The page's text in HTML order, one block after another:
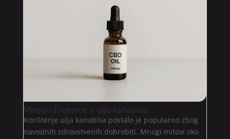
Mitovi i činjenice o ulju kanabisa
Korištenje ulja kanabisa postalo je popularno zbog
navodnih zdravstvenih dobrobiti. Mnogi mitovi oko